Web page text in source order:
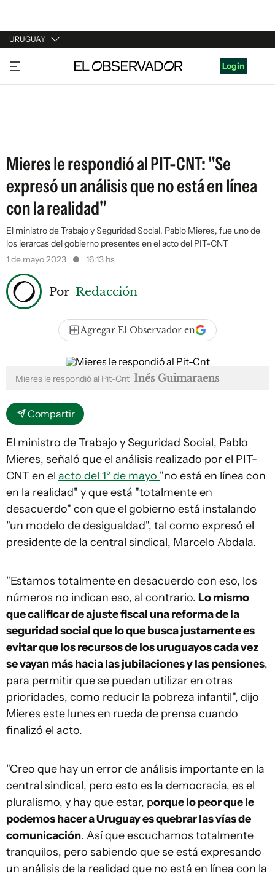
URUGUAY
URUGUAY
ARGENTINA
Login
Mieres le respondió al PIT-CNT: "Se
expresó un análisis que no está en línea
con la realidad"
El ministro de Trabajo y Seguridad Social, Pablo Mieres, fue uno de
los jerarcas del gobierno presentes en el acto del PIT-CNT
1 de mayo 2023
16:13 hs
Por Redacción
Agregar El Observador en
Mieres le respondió al Pit-Cnt Inés Guimaraens
Compartir
El ministro de Trabajo y Seguridad Social, Pablo
Mieres, señaló que el análisis realizado por el PIT-
CNT en el acto del 1° de mayo "no está en línea con
en la realidad" y que está "totalmente en
desacuerdo" con que el gobierno está instalando
"un modelo de desigualdad", tal como expresó el
presidente de la central sindical, Marcelo Abdala.
"Estamos totalmente en desacuerdo con eso, los
números no indican eso, al contrario. Lo mismo
que calificar de ajuste fiscal una reforma de la
seguridad social que lo que busca justamente es
evitar que los recursos de los uruguayos cada vez
se vayan más hacia las jubilaciones y las pensiones,
para permitir que se puedan utilizar en otras
prioridades, como reducir la pobreza infantil", dijo
Mieres este lunes en rueda de prensa cuando
finalizó el acto.
"Creo que hay un error de análisis importante en la
central sindical, pero esto es la democracia, es el
pluralismo, y hay que estar, porque lo peor que le
podemos hacer a Uruguay es quebrar las vías de
comunicación. Así que escuchamos totalmente
tranquilos, pero sabiendo que se está expresando
un análisis de la realidad que no está en línea con la